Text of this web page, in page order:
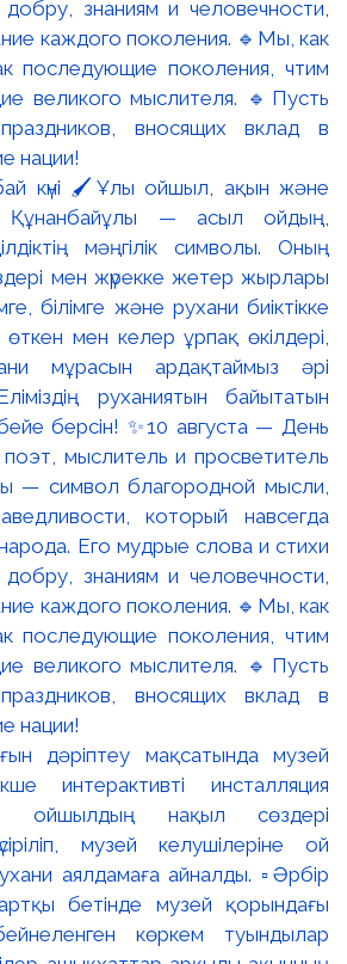
күні 🖌️Ұлы ойшыл, ақын және
Құнанбайұлы — асыл ойдың,
мәңгілік символы. Оның
мен жүрекке жетер жырлары
білімге және рухани биіктікке
мен келер ұрпақ өкілдері,
мұрасын ардақтаймыз әрі
руханиятын байытатын
берсін! ✨10 августа — День
мыслитель и просветитель
— символ благородной мысли,
который навсегда
Его мудрые слова и стихи
знаниям и человечности,
каждого поколения. 🔹Мы, как
последующие поколения, чтим
великого мыслителя. 🔹Пусть
вносящих вклад в
нации!